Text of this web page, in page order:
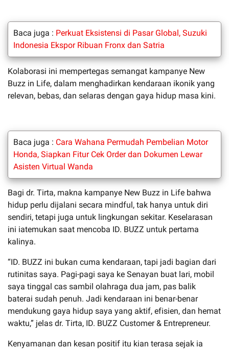
Baca juga : Perkuat Eksistensi di Pasar Global, Suzuki
Indonesia Ekspor Ribuan Fronx dan Satria
Kolaborasi ini mempertegas semangat kampanye New
Buzz in Life, dalam menghadirkan kendaraan ikonik yang
relevan, bebas, dan selaras dengan gaya hidup masa kini.
Baca juga : Cara Wahana Permudah Pembelian Motor
Honda, Siapkan Fitur Cek Order dan Dokumen Lewar
Asisten Virtual Wanda
Bagi dr. Tirta, makna kampanye New Buzz in Life bahwa
hidup perlu dijalani secara mindful, tak hanya untuk diri
sendiri, tetapi juga untuk lingkungan sekitar. Keselarasan
ini iatemukan saat mencoba ID. BUZZ untuk pertama
kalinya.
“ID. BUZZ ini bukan cuma kendaraan, tapi jadi bagian dari
rutinitas saya. Pagi-pagi saya ke Senayan buat lari, mobil
saya tinggal cas sambil olahraga dua jam, pas balik
baterai sudah penuh. Jadi kendaraan ini benar-benar
mendukung gaya hidup saya yang aktif, efisien, dan hemat
waktu,” jelas dr. Tirta, ID. BUZZ Customer & Entrepreneur.
Kenyamanan dan kesan positif itu kian terasa sejak ia